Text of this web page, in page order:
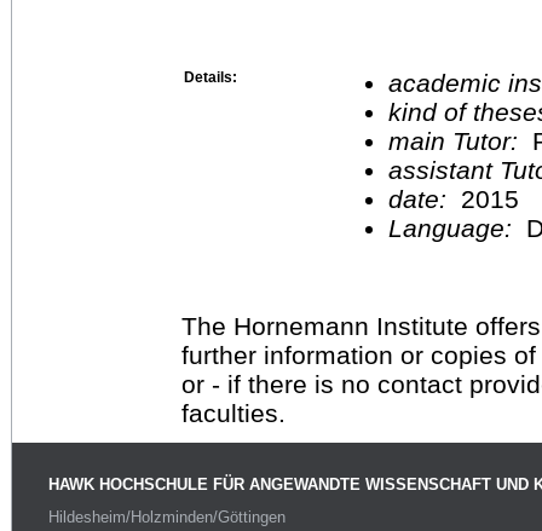
Details:
academic
kind of
main Tutor:
assistant
date:
2015
Language:
The Hornemann Institute
further information or copies
or - if there is no contact
faculties.
HAWK HOCHSCHULE FÜR ANGEWANDTE WISSENSCHAFT UND
Hildesheim/Holzminden/Göttingen